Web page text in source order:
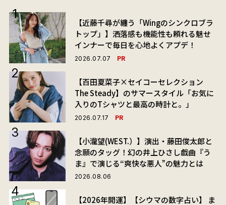
【近藤千尋が纏う「Wingのシンクロブラ
トップ」】洒落感も機能性も頼れる魅せ
インナーで毎日を心地よくアプデ！
2026.07.07 PR
【百田夏菜子×セイコーセレクション
The Steady】のサマースタイル「お気に
入りのTシャツと最高の時計と。」
2026.07.17 PR
【小瀧望(WEST.）】演出・藤田俊太郎と
念願のタッグ！幻の井上ひさし戯曲『う
ま』で演じる“爽快な悪人”の魅力とは
2026.08.06
【2026年開運】【シウマの数字占い】 ま